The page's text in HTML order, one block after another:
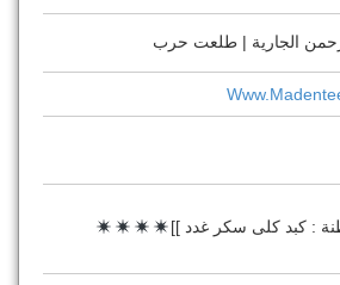
الجارية | طلعت حرب
: كبد كلى سكر غدد ]]